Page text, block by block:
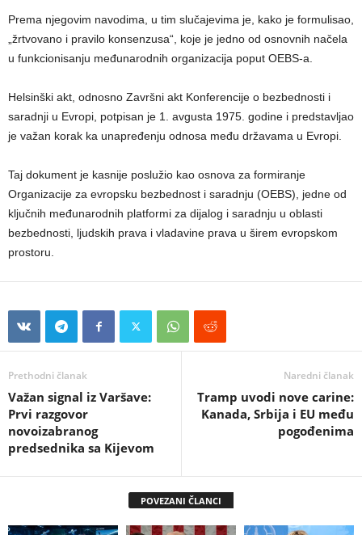
Prema njegovim navodima, u tim slučajevima je, kako je formulisao,
„žrtvovano i pravilo konsenzusa“, koje je jedno od osnovnih načela
u funkcionisanju međunarodnih organizacija poput OEBS-a.
Helsinški akt, odnosno Završni akt Konferencije o bezbednosti i
saradnji u Evropi, potpisan je 1. avgusta 1975. godine i predstavljao
je važan korak ka unapređenju odnosa među državama u Evropi.
Taj dokument je kasnije poslužio kao osnova za formiranje
Organizacije za evropsku bezbednost i saradnju (OEBS), jedne od
ključnih međunarodnih platformi za dijalog i saradnju u oblasti
bezbednosti, ljudskih prava i vladavine prava u širem evropskom
prostoru.
Prethodni članak
Važan signal iz Varšave:
Prvi razgovor
novoizabranog
predsednika sa Kijevom
Naredni članak
Tramp uvodi nove carine:
Kanada, Srbija i EU među
pogođenima
POVEZANI ČLANCI